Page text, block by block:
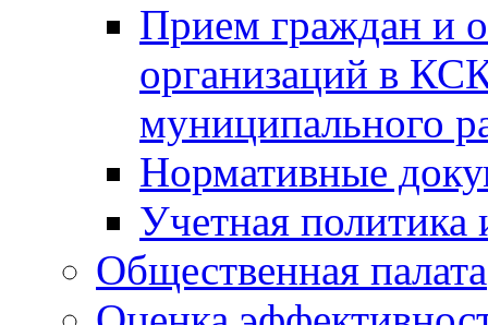
Прием граждан и
организаций в
муниципального
Нормативные
Учетная политика
Общественная палата